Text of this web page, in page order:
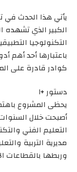
يأتي هذا الحدث في
الكبير الذي تشهده
التكنولوجيا
باعتبارها أحد أهم
كوادر قادرة على
دستور +١
يحظى المشروع
أصبحت خلال
التعليم الفني
مديرية التربية
وربطها بالقطاعات